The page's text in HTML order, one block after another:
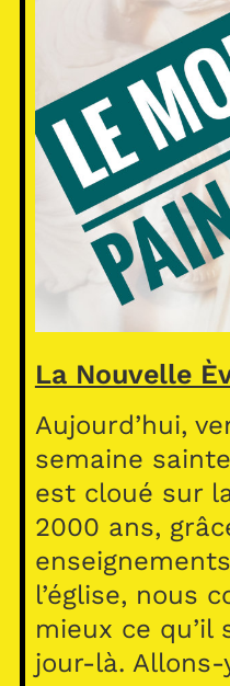
La Nouvelle
Aujourd’hui,
semaine
est cloué sur
2000 ans,
l’église, nous
mieux ce qu’il
jour-là.